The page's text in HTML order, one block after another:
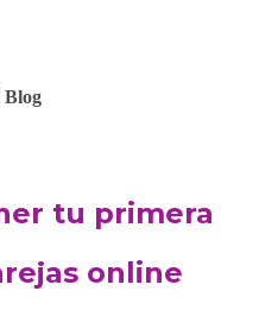
Blog
tu primera
online